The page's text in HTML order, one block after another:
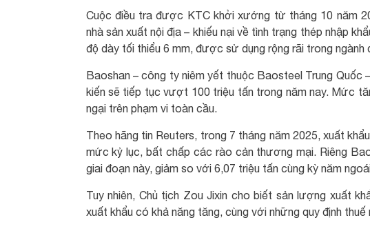
Cuộc điều tra được KTC khởi xướng từ tháng 10 năm
nhà sản xuất nội địa – khiếu nại về tình trạng thép nhập
độ dày tối thiểu 6 mm, được sử dụng rộng rãi trong ngành
Baoshan – công ty niêm yết thuộc Baosteel Trung Quốc
kiến sẽ tiếp tục vượt 100 triệu tấn trong năm nay. Mức
ngại trên phạm vi toàn cầu.
Theo hãng tin Reuters, trong 7 tháng năm 2025, xuất
mức kỷ lục, bất chấp các rào cản thương mại. Riêng
giai đoạn này, giảm so với 6,07 triệu tấn cùng kỳ năm
Tuy nhiên, Chủ tịch Zou Jixin cho biết sản lượng xuất
xuất khẩu có khả năng tăng, cùng với những quy định